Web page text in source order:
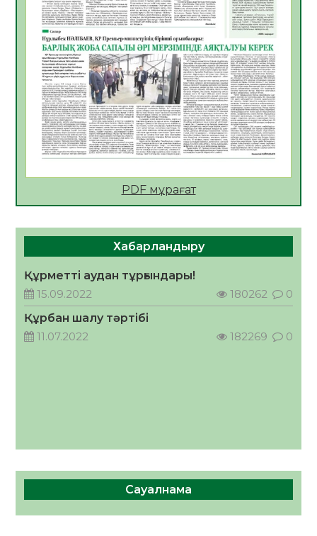
Open Air: Қызылорда облысы полиция
департаменті 20 мыңнан астам
көрерменнің қауіпсіздігін қамтамасыз етті
06.08.2026
62
ҚЫЗЫЛОРДАДА «САНАЛЫ ҰРПАҚ –
ЖАРҚЫН БОЛАШАҚ» АТТЫ КЕҢЕЙТІЛГЕН
МӘЖІЛІС ӨТТІ
05.08.2026
63
Қазақстан Орталық Азиядағы көшуге ең
азаматтың міндеті
Руслан Рүстемұлы облыс әкімінің
кеңесшісі болып тағайындалды
05.08.2026
61 0
PDF мұрағат
Хабарландыру
Құрметті аудан тұрғындары!
15.09.2022
180262
0
Құрбан шалу тәртібі
11.07.2022
182269 0
Сауалнама